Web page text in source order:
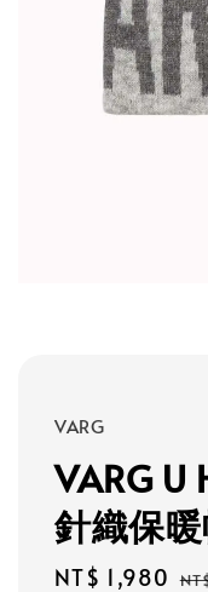
VARG
VARG U
針織保
Sale
NT$ 1,980